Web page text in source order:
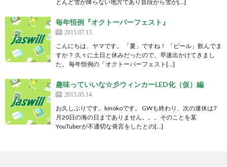
とんど雪が降らない地方であり普段から雪が[…]
毎年恒例『オクトーバーフェスト』
2015.07.13
こんにちは、ヤマです。 「夏」ですね！ 「ビール」飲んでま
すか？ 久々に土日と休みだったので、早速出かけてきまし
た。 毎年恒例の「オクトーバーフェスト[…]
趣味っていいな☆彡ウィンカーLED化（仮）編
2015.05.14
お久しぶりです。kinokoです。 GWも終わり、次の連休は7
月20日の海の日までありません。。。そのことを某
YouTuberが不適切な発言をしたとの[…]